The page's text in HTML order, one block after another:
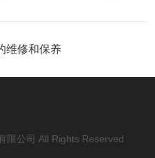
维修和保养
限公司 All Rights Reserved